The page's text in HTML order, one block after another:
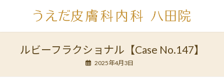
ン
ー
ルビーフラクショナル【Case No.147】
2025年4月3日